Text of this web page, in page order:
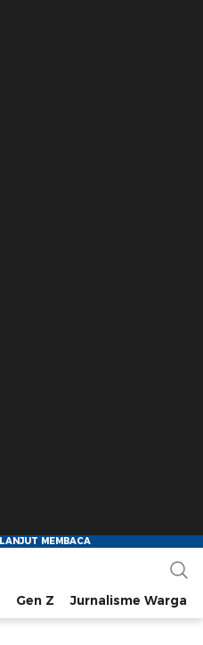
Gen Z Jurnalisme Warga